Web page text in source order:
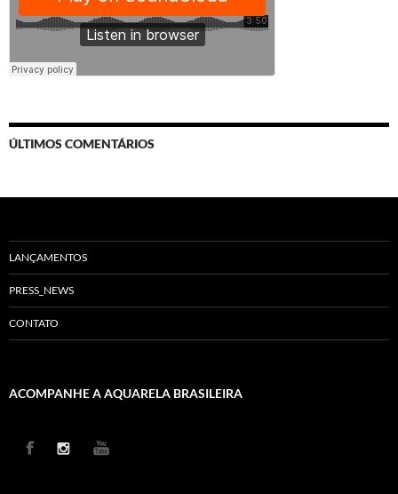
ÚLTIMOS COMENTÁRIOS
LANÇAMENTOS
PRESS_NEWS
CONTATO
ACOMPANHE A AQUARELA BRASILEIRA